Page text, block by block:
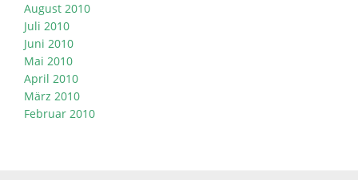
August 2010
Juli 2010
Juni 2010
Mai 2010
April 2010
März 2010
Februar 2010